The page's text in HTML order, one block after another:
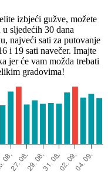
izbjeći gužve, možete
sljedećih 30 dana
najveći sati za putovanje
i 19 sati navečer. Imajte
jer će vam možda trebati
gradovima!